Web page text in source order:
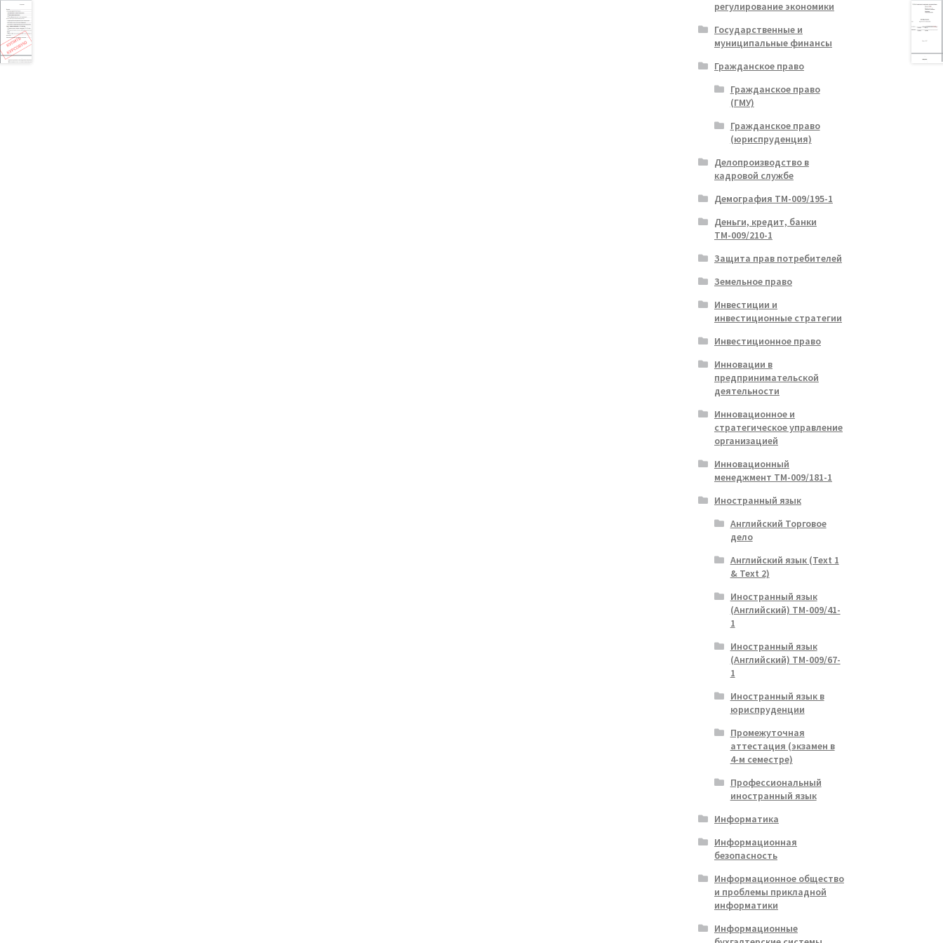
регулирование экономики
Государственные и
муниципальные финансы
Гражданское право
Гражданское право
(ГМУ)
Гражданское право
(юриспруденция)
Делопроизводство в
кадровой службе
Демография ТМ-009/195-1
Деньги, кредит, банки
ТМ-009/210-1
Защита прав потребителей
Земельное право
Инвестиции и
инвестиционные стратегии
Инвестиционное право
Инновации в
предпринимательской
деятельности
Инновационное и
стратегическое управление
организацией
Инновационный
менеджмент ТМ-009/181-1
Иностранный язык
Английский Торговое
дело
Английский язык (Text 1
& Text 2)
Иностранный язык
(Английский) ТМ-009/41-
1
Иностранный язык
(Английский) ТМ-009/67-
1
Иностранный язык в
юриспруденции
Промежуточная
аттестация (экзамен в
4-м семестре)
Профессиональный
иностранный язык
Информатика
Информационная
безопасность
Информационное общество
и проблемы прикладной
информатики
Информационные